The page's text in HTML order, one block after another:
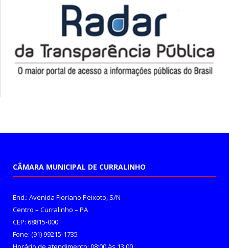
CÂMARA MUNICIPAL DE CURRALINHO
End.: Avenida Floriano Peixoto, S/N
Centro – Curralinho – PA
CEP: 68815-000
Fone: (91) 99215-1735